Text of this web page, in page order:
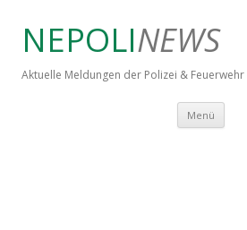
NEPOLINEWS
Aktuelle Meldungen der Polizei & Feuerwehr
Menü